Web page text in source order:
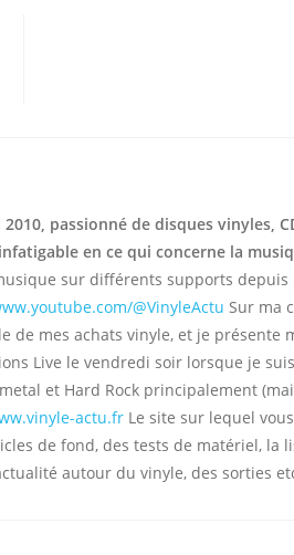
passionné de disques vinyles,
en ce qui concerne la
sur différents supports depuis
@VinyleActu Sur ma
de mes achats vinyle, et je présente
Live le vendredi soir lorsque je
et Hard Rock principalement
actu.fr Le site sur lequel
de fond, des tests de matériel, la
autour du vinyle, des sorties